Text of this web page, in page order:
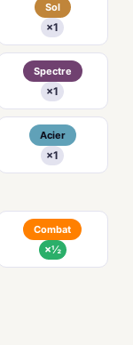
Sol
×1
Spectre
×1
Acier
×1
Combat
×½